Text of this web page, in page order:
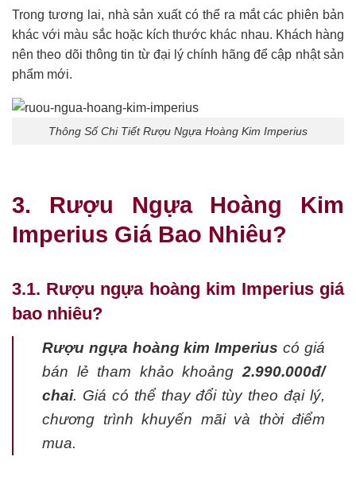
Trong tương lai, nhà sản xuất có thể ra mắt các phiên bản
khác với màu sắc hoặc kích thước khác nhau. Khách hàng
nên theo dõi thông tin từ đại lý chính hãng để cập nhật sản
phẩm mới.
Thông Số Chi Tiết Rượu Ngựa Hoàng Kim Imperius
3. Rượu Ngựa Hoàng Kim
Imperius Giá Bao Nhiêu?
3.1. Rượu ngựa hoàng kim Imperius giá
bao nhiêu?
Rượu ngựa hoàng kim Imperius có giá
bán lẻ tham khảo khoảng 2.990.000đ/
chai. Giá có thể thay đổi tùy theo đại lý,
chương trình khuyến mãi và thời điểm
mua.